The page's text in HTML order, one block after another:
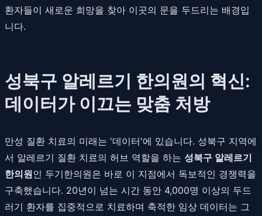
환자들이 새로운 희망을 찾아 이곳의 문을 두드리는 배경입
니다.
성북구 알레르기 한의원의 혁신:
데이터가 이끄는 맞춤 처방
만성 질환 치료의 미래는 '데이터'에 있습니다. 성북구 지역에
서 알레르기 질환 치료의 허브 역할을 하는 성북구 알레르기
한의원인 두기한의원은 바로 이 지점에서 독보적인 경쟁력을
구축했습니다. 20년이 넘는 시간 동안 4,000명 이상의 두드
러기 환자를 집중적으로 치료하며 축적한 임상 데이터는 그